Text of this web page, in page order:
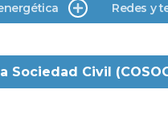
Redes y
Sociedad Civil